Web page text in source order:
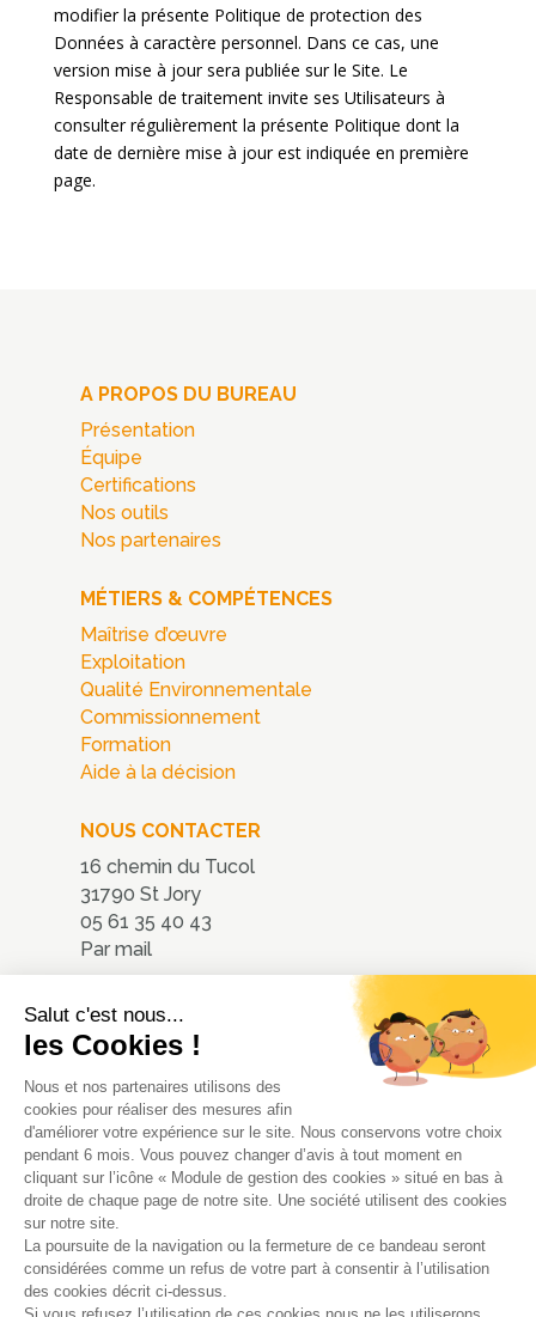
modifier la présente Politique de protection des
Données à caractère personnel. Dans ce cas, une
version mise à jour sera publiée sur le Site. Le
Responsable de traitement invite ses Utilisateurs à
consulter régulièrement la présente Politique dont la
date de dernière mise à jour est indiquée en première
page.
A PROPOS DU BUREAU
Présentation
Équipe
Certifications
Nos outils
Nos partenaires
MÉTIERS & COMPÉTENCES
Maîtrise d’œuvre
Exploitation
Qualité Environnementale
Commissionnement
Formation
Aide à la décision
NOUS CONTACTER
16 chemin du Tucol
31790 St Jory
05 61 35 40 43
Par mail
Nous localiser
© 2020 - ATMOsphères - Tous
droits réservés
Salut c'est nous...
les Cookies !
Nous et nos partenaires utilisons des
cookies pour réaliser des mesures afin
d'améliorer votre expérience sur le site. Nous conservons votre choix
pendant 6 mois. Vous pouvez changer d’avis à tout moment en
cliquant sur l’icône « Module de gestion des cookies » situé en bas à
droite de chaque page de notre site. Une société utilisent des cookies
sur notre site.
La poursuite de la navigation ou la fermeture de ce bandeau seront
considérées comme un refus de votre part à consentir à l’utilisation
des cookies décrit ci-dessus.